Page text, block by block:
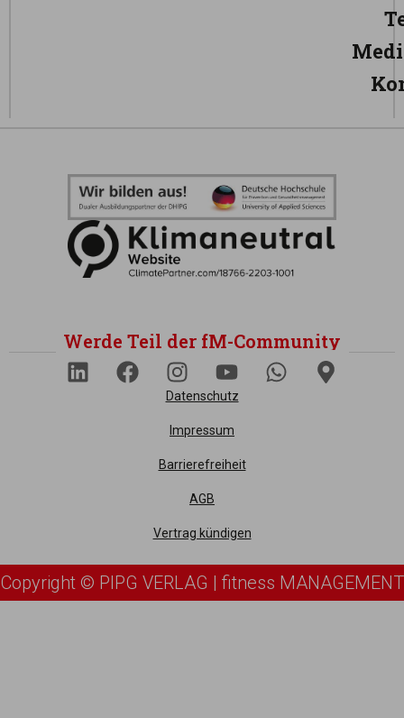
Werde Teil der fM-Community
Datenschutz
Impressum
Barrierefreiheit
AGB
Vertrag kündigen
Copyright © PIPG VERLAG | fitness MANAGEMENT